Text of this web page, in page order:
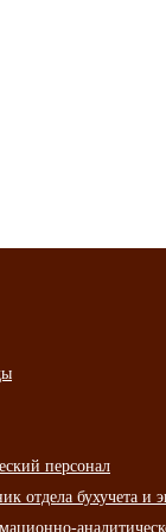
персонал
отдела бухучета и